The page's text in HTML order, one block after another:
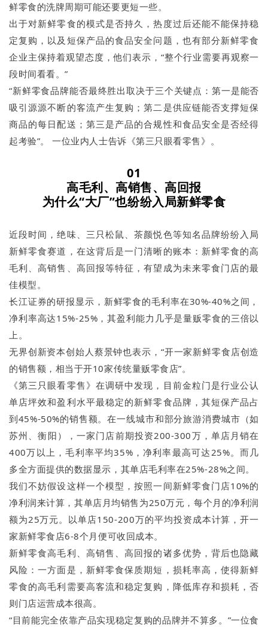
鲜零食的洗牌周期可能还要更短一些。
出于对新鲜零食的模式是否持久，热度过后还能不能保持稳
定复购，以及短保产品的食品安全问题，也有部分新鲜零食
企业主保持着观望态度，他们表示，“整个行业需要再观察一
段时间看看。”
“新鲜零食品牌能否最终胜出取决于三个关键点：第一是能否
吸引源源不断的客流产生复购；第二是供应链能否支撑短保
商品的每日配送；第三是产品的合规性和食品安全是否经得
起考验”。 一位业内人士告诉《第三只眼看零售》。
01
高毛利、高销售、高回报
为什么“大厂”也纷纷入局新鲜零食
近段时间，绝味、三只松鼠、茶颜悦色等知名品牌纷纷入局
新鲜零食赛道，在这背后是一门清晰的账本：新鲜零食的高
毛利、高销售、高回报等特征，有望成为未来零食门店的最
佳模型。
长江证券的研报显示，新鲜零食的毛利率在30%-40%之间，
净利率高达15%-25%，其盈利能力几乎是量贩零食的三倍以
上。
无界创新资本创始人蔡景钟也表示，“开一家新鲜零食店创造
的销售额，相当于开10家传统量贩零食店”。
《第三只眼看零售》在调研中发现，目前金粒门是行业公认
单店坪效和盈利水平最稳定的新鲜零食品牌，其短保产品占
到45%-50%的销售额。在一线城市和部分旅游消费城市（如
苏州、衡阳），一家门店前期投资200-300万，单店月销在
400万以上，毛利率平均35%，净利率最高可达25%。而几
多全方面提供的数据显示，其单店毛利率在25%-28%之间。
我们不妨假设这样一个模型，按照一间新鲜零食门店10%的
净利润来计算，其单店月均销售为250万元，每个月的净利润
额为25万元。以单店150-200万的平均投资成本计算，开一
家新鲜零食店6-8个月便可收回成本。
新鲜零食高毛利、高销售、高回报的诸多优势，背后也隐藏
风险：一方面是，新鲜零食保质期短，损耗率高，使得新鲜
零食的高毛利需要高客流和稳定复购，降低库存和损耗，否
则门店运营成本很高。
“目前能完全依靠产品实现稳定复购的品牌并不算多。”一位食